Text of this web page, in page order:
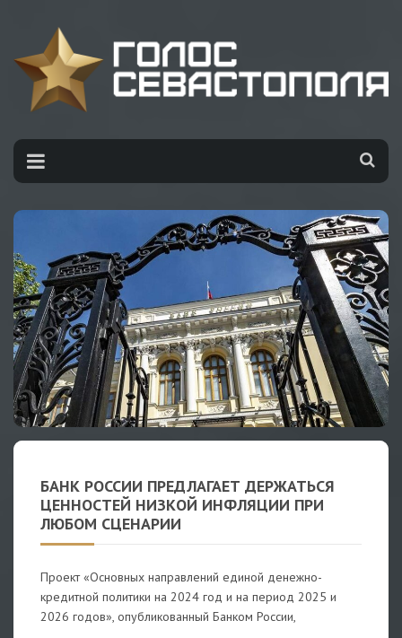
БАНК РОССИИ ПРЕДЛАГАЕТ ДЕРЖАТЬСЯ
ЦЕННОСТЕЙ НИЗКОЙ ИНФЛЯЦИИ ПРИ
ЛЮБОМ СЦЕНАРИИ
Проект «Основных направлений единой денежно-
кредитной политики на 2024 год и на период 2025 и
2026 годов», опубликованный Банком России,